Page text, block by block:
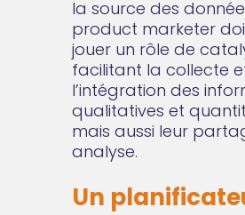
la source des
product marketer
jouer un rôle de
facilitant la collecte
l’intégration des
qualitatives et
mais aussi leur
analyse.
Un